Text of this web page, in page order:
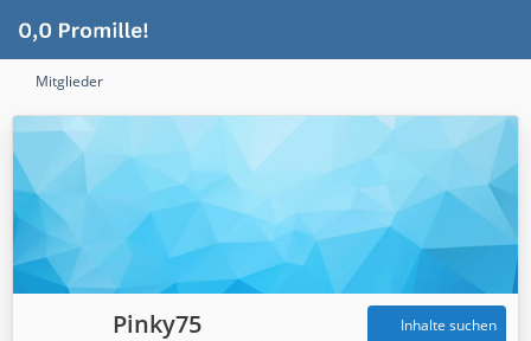
Mitglieder
Pinky75
Inhalte suchen